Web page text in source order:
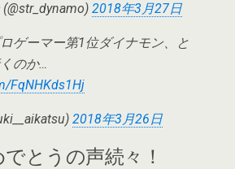
2018年3月27日
ゲーマー第1位ダイナモン、と
のか…
FqNHKds1Hj
2018年3月26日
とうの声続々！